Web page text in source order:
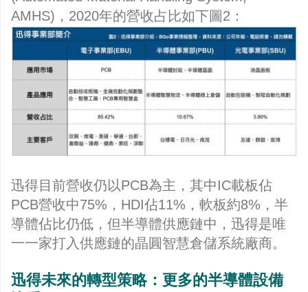
AMHS)，2020年的營收占比如下圖2：
迅得目前營收仍以PCB為主，其中IC載板佔
PCB營收中75%，HDI佔11%，軟板約8%，半
導體佔比仍低，但半導體供應鏈中，迅得是唯
一一家打入供應鏈的晶圓智慧倉儲系統廠商。
迅得未來的轉型策略：更多的半導體設備